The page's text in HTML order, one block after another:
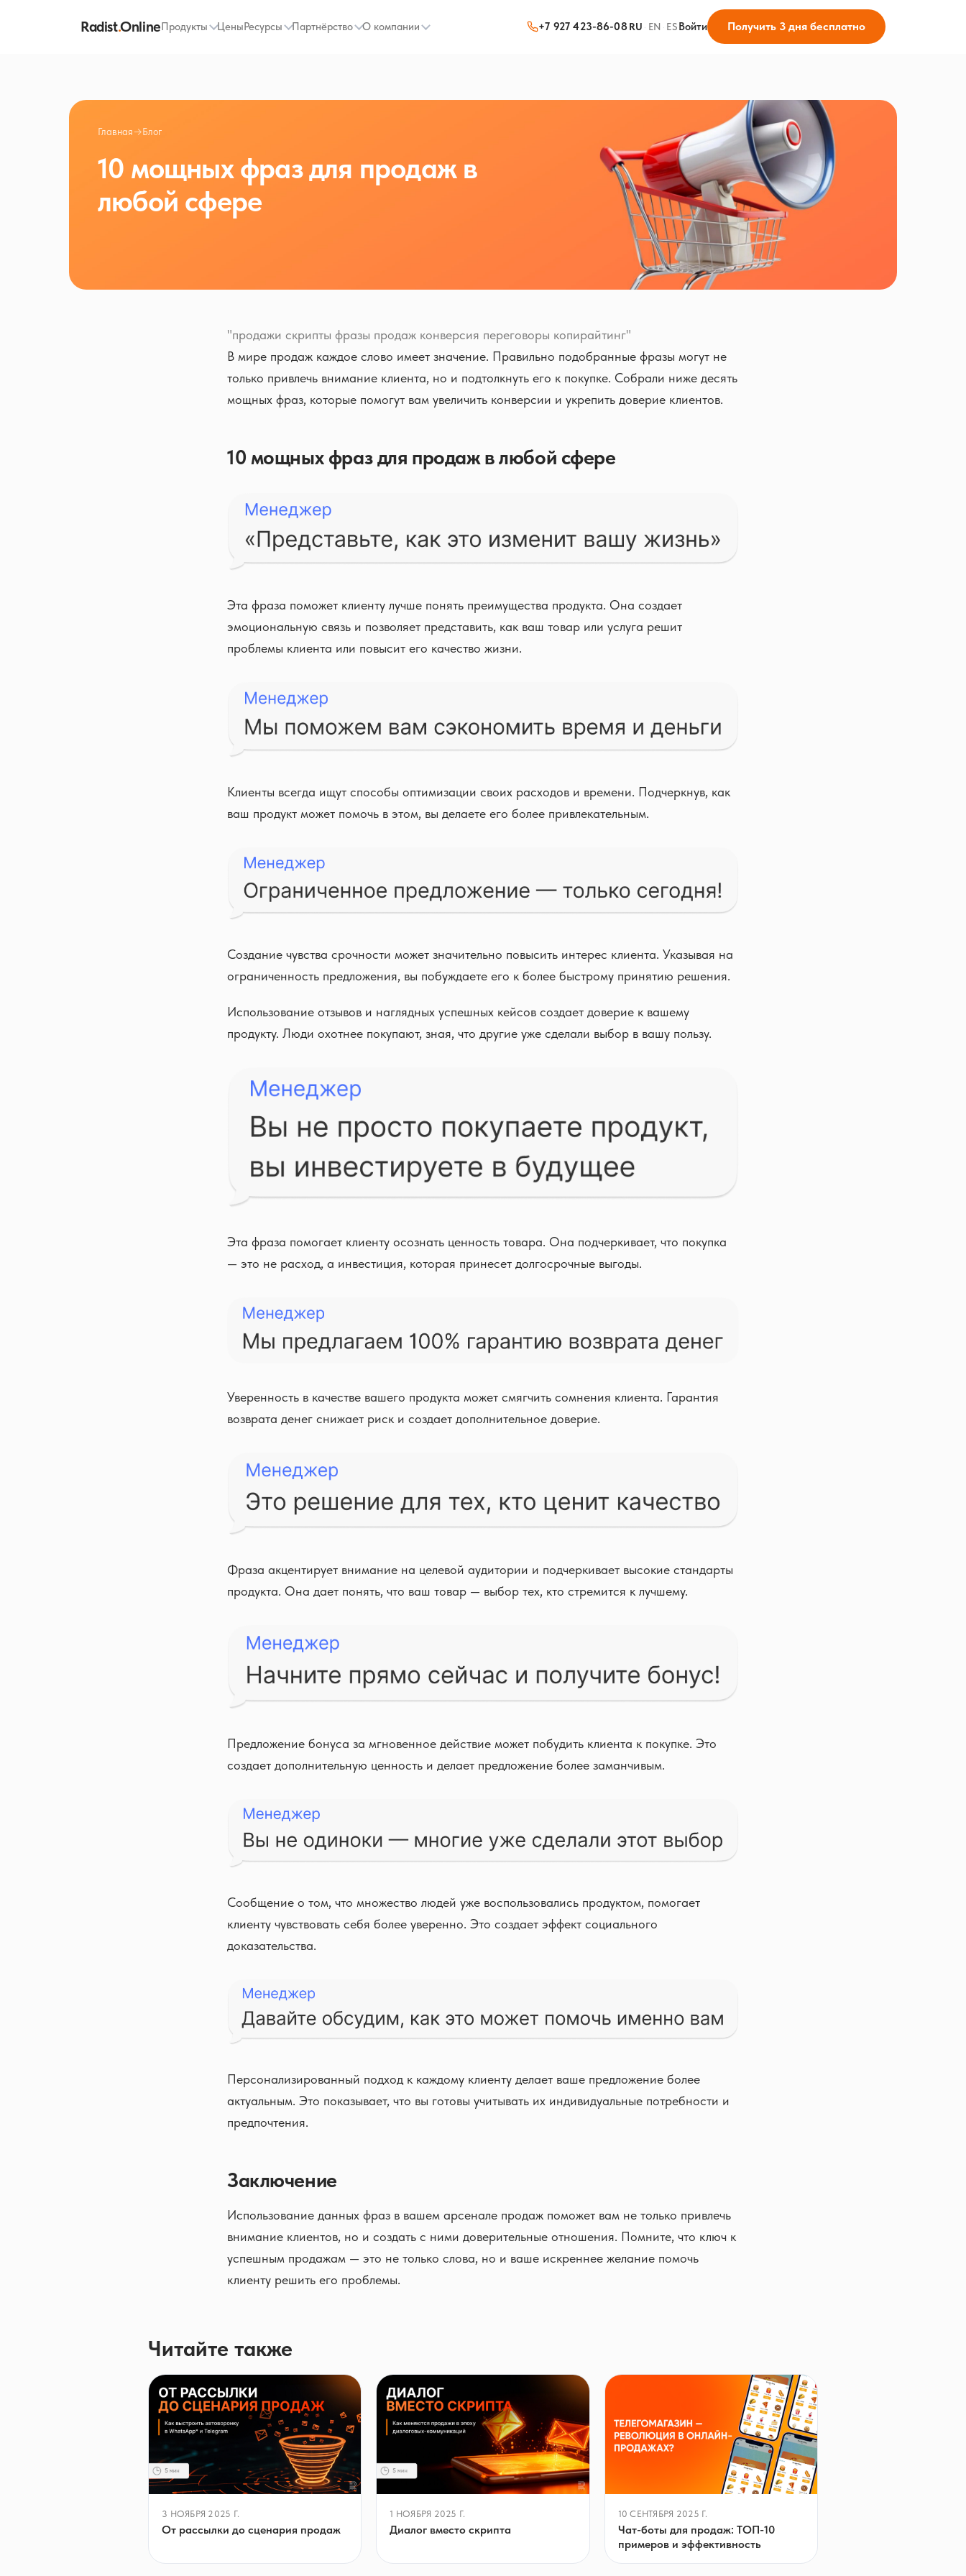
Radist.OnlineПродукты ЦеныРесурсы Партнёрство О компании +7 927 423-86-08 RU · EN · ESВойти Получить 3 дня бесплатно
Главная→Блог
10 мощных фраз для продаж в
любой сфере
"продажи скрипты фразы продаж конверсия переговоры копирайтинг"
В мире продаж каждое слово имеет значение. Правильно подобранные фразы могут не
только привлечь внимание клиента, но и подтолкнуть его к покупке. Собрали ниже десять
мощных фраз, которые помогут вам увеличить конверсии и укрепить доверие клиентов.
10 мощных фраз для продаж в любой сфере
Эта фраза поможет клиенту лучше понять преимущества продукта. Она создает
эмоциональную связь и позволяет представить, как ваш товар или услуга решит
проблемы клиента или повысит его качество жизни.
Клиенты всегда ищут способы оптимизации своих расходов и времени. Подчеркнув, как
ваш продукт может помочь в этом, вы делаете его более привлекательным.
Создание чувства срочности может значительно повысить интерес клиента. Указывая на
ограниченность предложения, вы побуждаете его к более быстрому принятию решения.
Использование отзывов и наглядных успешных кейсов создает доверие к вашему
продукту. Люди охотнее покупают, зная, что другие уже сделали выбор в вашу пользу.
Эта фраза помогает клиенту осознать ценность товара. Она подчеркивает, что покупка
— это не расход, а инвестиция, которая принесет долгосрочные выгоды.
Уверенность в качестве вашего продукта может смягчить сомнения клиента. Гарантия
возврата денег снижает риск и создает дополнительное доверие.
Фраза акцентирует внимание на целевой аудитории и подчеркивает высокие стандарты
продукта. Она дает понять, что ваш товар — выбор тех, кто стремится к лучшему.
Предложение бонуса за мгновенное действие может побудить клиента к покупке. Это
создает дополнительную ценность и делает предложение более заманчивым.
Сообщение о том, что множество людей уже воспользовались продуктом, помогает
клиенту чувствовать себя более уверенно. Это создает эффект социального
доказательства.
Персонализированный подход к каждому клиенту делает ваше предложение более
актуальным. Это показывает, что вы готовы учитывать их индивидуальные потребности и
предпочтения.
Заключение
Использование данных фраз в вашем арсенале продаж поможет вам не только привлечь
внимание клиентов, но и создать с ними доверительные отношения. Помните, что ключ к
успешным продажам — это не только слова, но и ваше искреннее желание помочь
клиенту решить его проблемы.
Читайте также
3 НОЯБРЯ 2025 Г.
От рассылки до сценария продаж
1 НОЯБРЯ 2025 Г.
Диалог вместо скрипта
10 СЕНТЯБРЯ 2025 Г.
Чат-боты для продаж: ТОП-10
примеров и эффективность